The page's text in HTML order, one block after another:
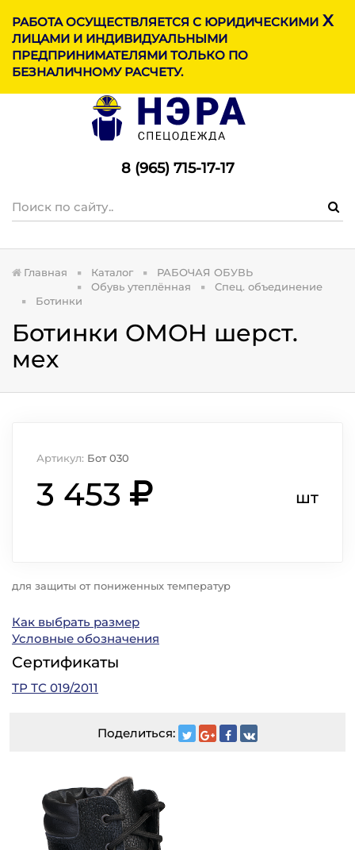
МЕНЮ
РАБОТА ОСУЩЕСТВЛЯЕТСЯ С ЮРИДИЧЕСКИМИ
ЛИЦАМИ И ИНДИВИДУАЛЬНЫМИ
ПРЕДПРИНИМАТЕЛЯМИ ТОЛЬКО ПО
БЕЗНАЛИЧНОМУ РАСЧЕТУ.
X
8 (965) 715-17-17
Главная Каталог
РАБОЧАЯ ОБУВЬ
Обувь утеплённая
Спец. объединение
Ботинки
Ботинки ОМОН шерст.
мех
Артикул: Бот 030
3 453 шт
для защиты от пониженных температур
Как выбрать размер
Условные обозначения
Сертификаты
ТР ТС 019/2011
Поделиться: